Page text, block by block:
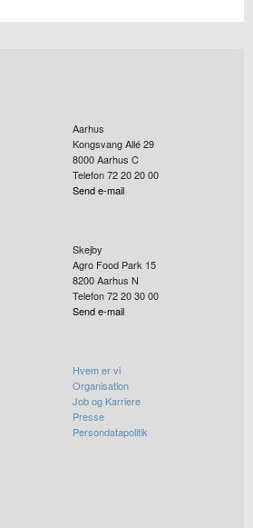
Aarhus
Kongsvang Allé 29
8000Aarhus C
Telefon 72 20 20 00
Send e-mail
Skejby
Agro Food Park 15
8200Aarhus N
Telefon 72 20 30 00
Send e-mail
Hvem er vi
Organisation
Job og Karriere
Presse
Persondatapolitik